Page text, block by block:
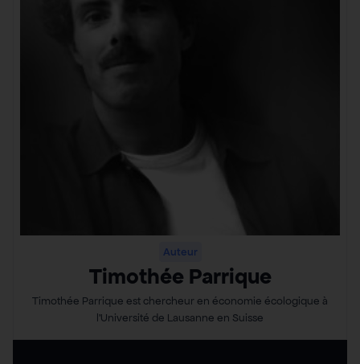
Auteur
Timothée Parrique
Timothée Parrique est chercheur en économie écologique à
l’Université de Lausanne en Suisse